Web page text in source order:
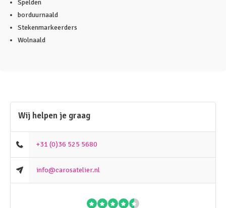
Spelden
borduurnaald
Stekenmarkeerders
Wolnaald
Wij helpen je graag
+31 (0)36 525 5680
info@carosatelier.nl